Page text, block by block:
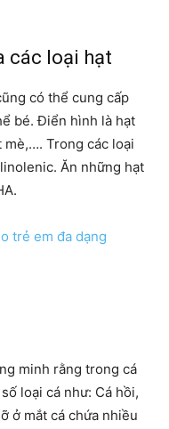
các loại hạt
có thể cung cấp
bé. Điển hình là hạt
mè,…. Trong các loại
Ăn những hạt
minh rằng trong cá
loại cá như: Cá hồi,
ở mắt cá chứa nhiều